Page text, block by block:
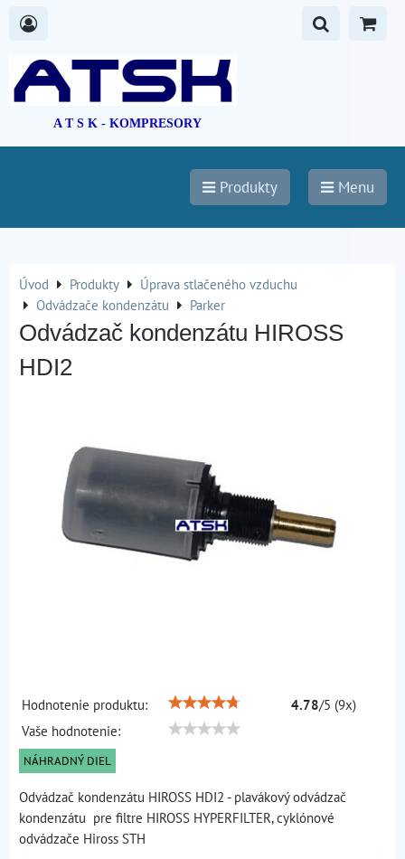
A T S K - KOMPRESORY
Produkty Menu
Úvod Produkty
Úprava stlačeného vzduchu
Odvádzače kondenzátu
Parker
Odvádzač kondenzátu HIROSS
HDI2
Hodnotenie produktu: 4.78/5 (9x)
Vaše hodnotenie:
NÁHRADNÝ DIEL
Odvádzač kondenzátu HIROSS HDI2 - plavákový odvádzač
kondenzátu pre filtre HIROSS HYPERFILTER, cyklónové
odvádzače Hiross STH